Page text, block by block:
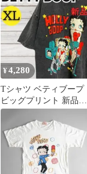
¥4,280
Tシャツ ベティブープ
ビッグプリント 新品未
使用ヴィンテージ加工
2613XL